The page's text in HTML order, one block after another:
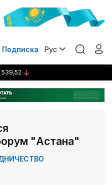
Подписка Рус
539,52
"Астана"